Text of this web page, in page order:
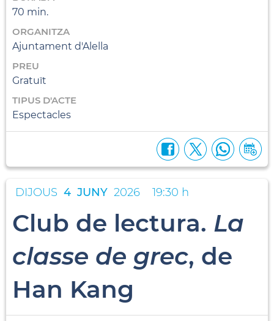
70 min.
ORGANITZA
Ajuntament d'Alella
PREU
Gratuït
TIPUS D'ACTE
Espectacles
DIJOUS 4 JUNY 2026 19:30 h
Club de lectura. La
classe de grec, de
Han Kang